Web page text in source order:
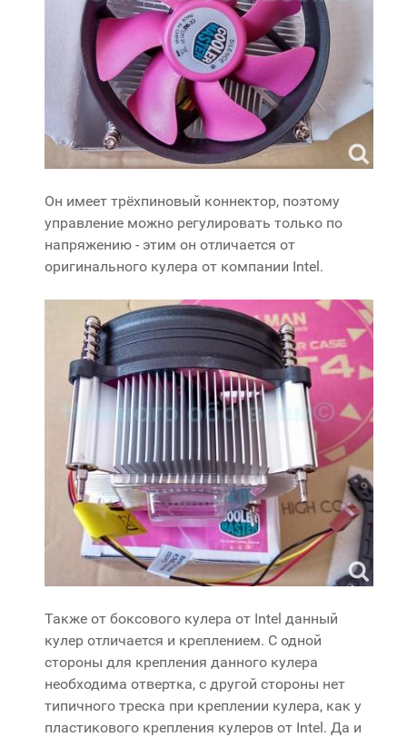
Он имеет трёхпиновый коннектор, поэтому
управление можно регулировать только по
напряжению - этим он отличается от
оригинального кулера от компании Intel.
Также от боксового кулера от Intel данный
кулер отличается и креплением. С одной
стороны для крепления данного кулера
необходима отвертка, с другой стороны нет
типичного треска при креплении кулера, как у
пластикового крепления кулеров от Intel. Да и